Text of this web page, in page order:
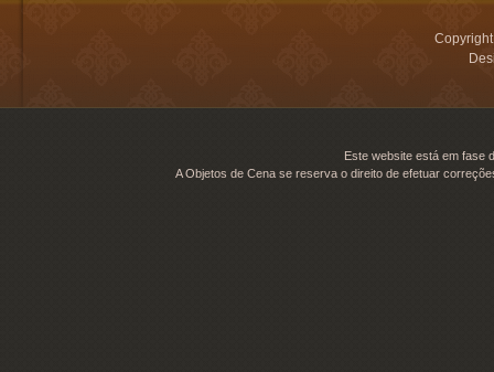
Este website está em fase
A Objetos de Cena se reserva o direito de efetuar